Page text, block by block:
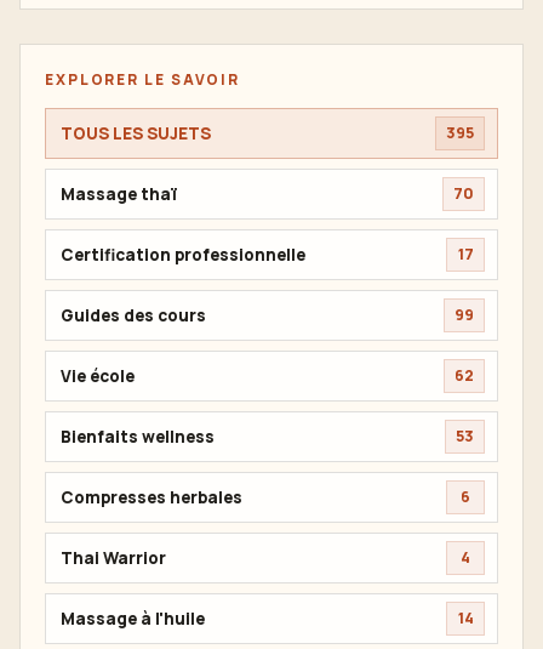
EXPLORER LE SAVOIR
TOUS LES SUJETS 395
Massage thaï 70
Certification professionnelle 17
Guides des cours 99
Vie école 62
Bienfaits wellness 53
Compresses herbales 6
Thai Warrior 4
Massage à l'huile 14